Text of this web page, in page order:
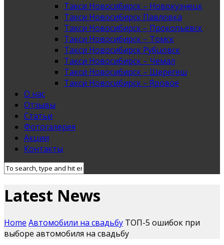
Такси Новосибирск – Новокузнецк
Такси Новосибирск Павловка
Такси Новосибирск – Прокопьевск
Такси Новосибирск – Томск
Такси Новосибирск Рубцовск
Такси Новосибирск – Чемал
Такси Новосибирск – Шерегеш
Такси Новосибирск – Яровое
О нас
Отзывы
Статьи
Фотогалерея
Акции
Контакты
Latest News
Home Автомобили на свадьбу ТОП-5 ошибок при
выборе автомобиля на свадьбу